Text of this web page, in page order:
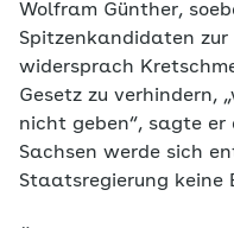
Wolfram Günther,
Spitzenkandidaten
widersprach
Gesetz zu verhindern,
nicht geben“, sagte er
Sachsen werde sich
Staatsregierung keine